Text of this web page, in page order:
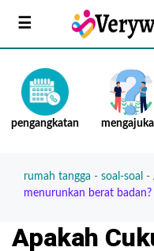
pengangkatan
rumah tangga - soal-soal -
menurunkan berat badan?
Apakah